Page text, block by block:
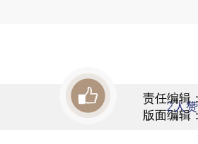
责任编辑
版面编辑
2人